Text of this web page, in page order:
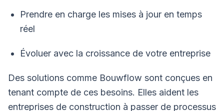
Prendre en charge les mises à jour en temps
réel
Évoluer avec la croissance de votre entreprise
Des solutions comme Bouwflow sont conçues en
tenant compte de ces besoins. Elles aident les
entreprises de construction à passer de processus